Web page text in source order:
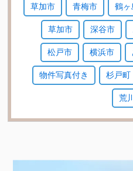
草加市 青梅市 鶴
草加市 深谷市
松戸市 横浜市
物件写真付き 杉戸町
荒